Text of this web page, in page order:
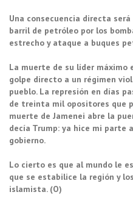
Una consecuencia directa
barril de petróleo por los
estrecho y ataque a buques
La muerte de su líder máximo
golpe directo a un régimen
pueblo. La represión en días
de treinta mil opositores que
muerte de Jamenei abre la
decía Trump: ya hice mi parte
gobierno.
Lo cierto es que al mundo le
que se estabilice la región y
islamista. (O)